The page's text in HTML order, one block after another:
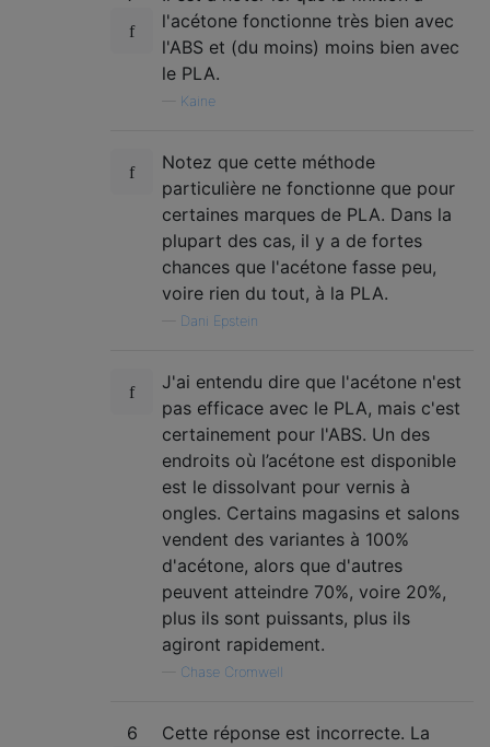
l'acétone fonctionne très bien avec
l'ABS et (du moins) moins bien avec
le PLA.
Kaine
Notez que cette méthode
particulière ne fonctionne que pour
certaines marques de PLA. Dans la
plupart des cas, il y a de fortes
chances que l'acétone fasse peu,
voire rien du tout, à la PLA.
Dani Epstein
J'ai entendu dire que l'acétone n'est
pas efficace avec le PLA, mais c'est
certainement pour l'ABS. Un des
endroits où l’acétone est disponible
est le dissolvant pour vernis à
ongles. Certains magasins et salons
vendent des variantes à 100%
d'acétone, alors que d'autres
peuvent atteindre 70%, voire 20%,
plus ils sont puissants, plus ils
agiront rapidement.
Chase Cromwell
6
Cette réponse est incorrecte. La